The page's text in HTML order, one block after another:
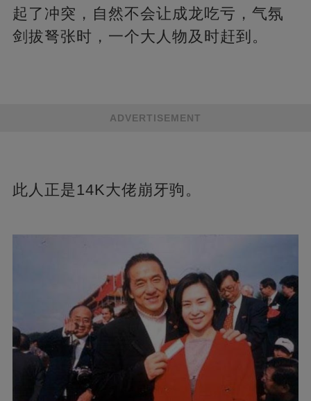
起了冲突，自然不会让成龙吃亏，气氛
剑拔弩张时，一个大人物及时赶到。
ADVERTISEMENT
此人正是14K大佬崩牙驹。